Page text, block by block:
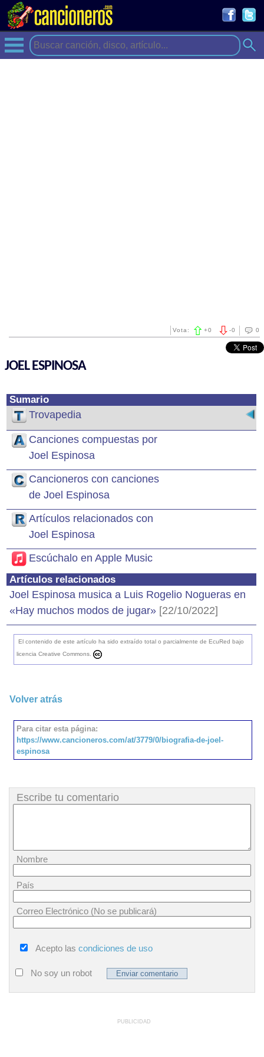
0
-0
Vota: +0
JOEL ESPINOSA
Sumario
Trovapedia
Canciones compuestas por
Joel Espinosa
Cancioneros con canciones
de Joel Espinosa
Artículos relacionados con
Joel Espinosa
Escúchalo en Apple Music
Artículos relacionados
Joel Espinosa musica a Luis Rogelio Nogueras en
«Hay muchos modos de jugar» [22/10/2022]
El contenido de este artículo ha sido extraído total o parcialmente de EcuRed bajo
licencia Creative Commons.
Volver atrás
Para citar esta página:
https://www.cancioneros.com/at/3779/0/biografia-de-joel-
espinosa
Escribe tu comentario
Nombre
País
Correo Electrónico (No se publicará)
Acepto las condiciones de uso
No soy un robot
PUBLICIDAD